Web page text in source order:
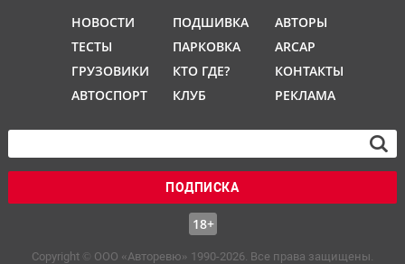
НОВОСТИ
ТЕСТЫ
ГРУЗОВИКИ
АВТОСПОРТ
ПОДШИВКА
ПАРКОВКА
КТО ГДЕ?
КЛУБ
АВТОРЫ
ARCAP
КОНТАКТЫ
РЕКЛАМА
ПОДПИСКА
18+
Copyright © OOO «Авторевю» 1990-2026. Все права защищены.